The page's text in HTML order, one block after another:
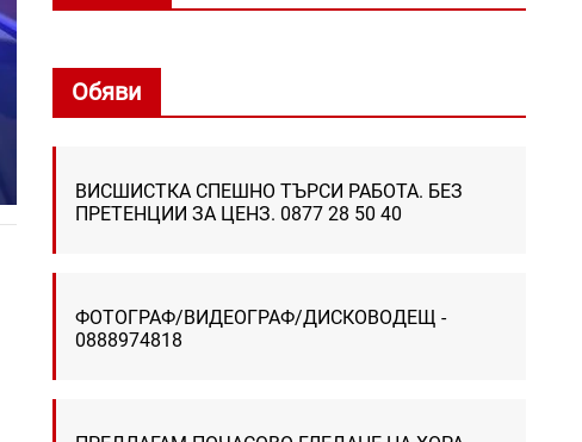
Обяви
ВИСШИСТКА СПЕШНО ТЪРСИ РАБОТА. БЕЗ
ПРЕТЕНЦИИ ЗА ЦЕНЗ. 0877 28 50 40
ФОТОГРАФ/ВИДЕОГРАФ/ДИСКОВОДЕЩ -
0888974818